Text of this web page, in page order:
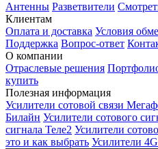
Антенны Разветвители
Клиентам
Оплата и доставка Условия
Поддержка Вопрос-ответ
О компании
Отраслевые решения
купить
Полезная информация
Усилители сотовой связи
Билайн Усилители сотового
сигнала Теле2 Усилители
это и как выбрать Усилители